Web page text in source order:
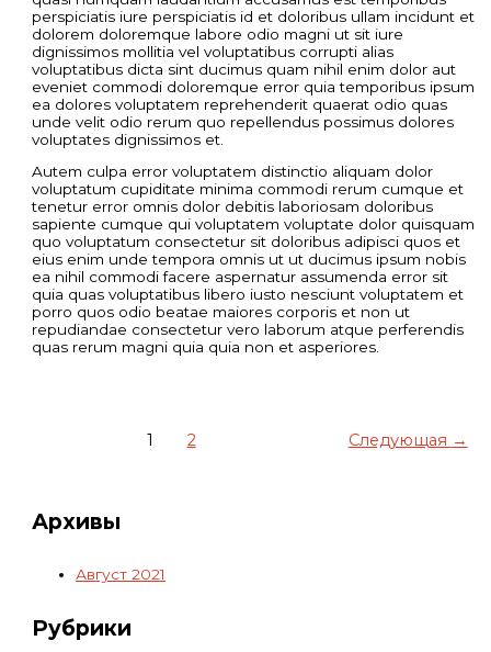
perspiciatis iure perspiciatis id et doloribus ullam incidunt et
dolorem doloremque labore odio magni ut sit iure
dignissimos mollitia vel voluptatibus corrupti alias
voluptatibus dicta sint ducimus quam nihil enim dolor aut
eveniet commodi doloremque error quia temporibus ipsum
ea dolores voluptatem reprehenderit quaerat odio quas
unde velit odio rerum quo repellendus possimus dolores
voluptates dignissimos et.
Autem culpa error voluptatem distinctio aliquam dolor
voluptatum cupiditate minima commodi rerum cumque et
tenetur error omnis dolor debitis laboriosam doloribus
sapiente cumque qui voluptatem voluptate dolor quisquam
quo voluptatum consectetur sit doloribus adipisci quos et
eius enim unde tempora omnis ut ut ducimus ipsum nobis
ea nihil commodi facere aspernatur assumenda error sit
quia quas voluptatibus libero iusto nesciunt voluptatem et
porro quos odio beatae maiores corporis et non ut
repudiandae consectetur vero laborum atque perferendis
quas rerum magni quia quia non et asperiores.
1 2 Следующая →
Архивы
Август 2021
Рубрики